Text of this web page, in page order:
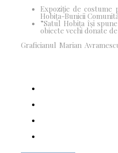
Expoziție de costume
Hobița-Bunicii
”Satul Hobița își
obiecte vechi donate
Graficianul Marian